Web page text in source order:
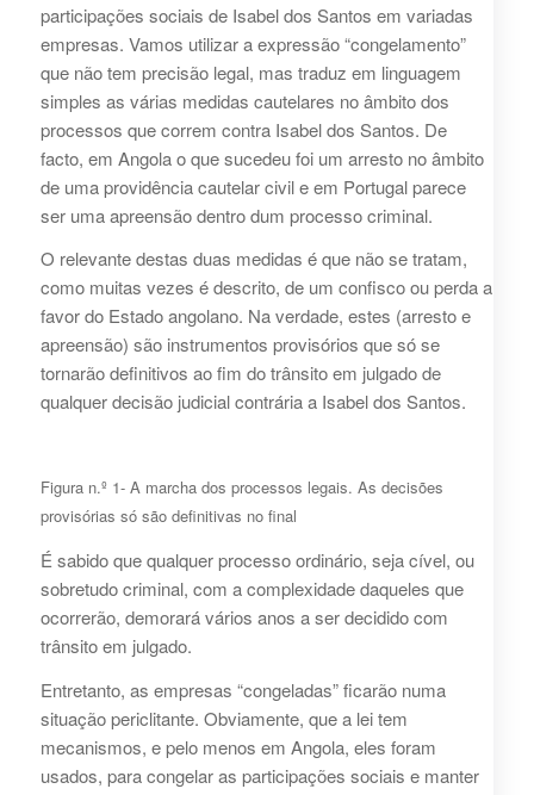
participações sociais de Isabel dos Santos em variadas
empresas. Vamos utilizar a expressão “congelamento”
que não tem precisão legal, mas traduz em linguagem
simples as várias medidas cautelares no âmbito dos
processos que correm contra Isabel dos Santos. De
facto, em Angola o que sucedeu foi um arresto no âmbito
de uma providência cautelar civil e em Portugal parece
ser uma apreensão dentro dum processo criminal.
O relevante destas duas medidas é que não se tratam,
como muitas vezes é descrito, de um confisco ou perda a
favor do Estado angolano. Na verdade, estes (arresto e
apreensão) são instrumentos provisórios que só se
tornarão definitivos ao fim do trânsito em julgado de
qualquer decisão judicial contrária a Isabel dos Santos.
Figura n.º 1- A marcha dos processos legais. As decisões
provisórias só são definitivas no final
É sabido que qualquer processo ordinário, seja cível, ou
sobretudo criminal, com a complexidade daqueles que
ocorrerão, demorará vários anos a ser decidido com
trânsito em julgado.
Entretanto, as empresas “congeladas” ficarão numa
situação periclitante. Obviamente, que a lei tem
mecanismos, e pelo menos em Angola, eles foram
usados, para congelar as participações sociais e manter